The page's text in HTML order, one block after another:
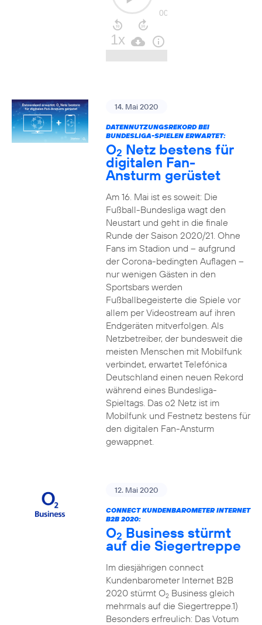
14. Mai 2020
DATENNUTZUNGSREKORD BEI
BUNDESLIGA-SPIELEN ERWARTET:
O2 Netz bestens für
digitalen Fan-
Ansturm gerüstet
Am 16. Mai ist es soweit: Die
Fußball-Bundesliga wagt den
Neustart und geht in die finale
Runde der Saison 2020/21. Ohne
Fans im Stadion und – aufgrund
der Corona-bedingten Auflagen –
nur wenigen Gästen in den
Sportsbars werden
Fußballbegeisterte die Spiele vor
allem per Videostream auf ihren
Endgeräten mitverfolgen. Als
Netzbetreiber, der bundesweit die
meisten Menschen mit Mobilfunk
verbindet, erwartet Telefónica
Deutschland einen neuen Rekord
während eines Bundesliga-
Spieltags. Das o2 Netz ist im
Mobilfunk und Festnetz bestens für
den digitalen Fan-Ansturm
gewappnet.
12. Mai 2020
CONNECT KUNDENBAROMETER INTERNET
B2B 2020:
O2 Business stürmt
auf die Siegertreppe
Im diesjährigen connect
Kundenbarometer Internet B2B
2020 stürmt O2Business gleich
mehrmals auf die Siegertreppe.1)
Besonders erfreulich: Das Votum